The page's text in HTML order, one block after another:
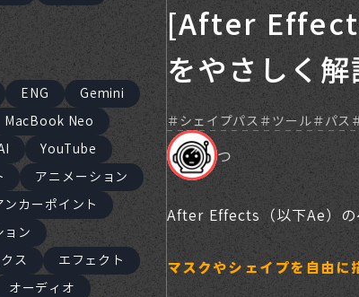
ENG
Gemini
MacBook Neo
YouTube
アニメーション
ンカーポイント
ョン
ス
エフェクト
オーディオ
[After
をやさしく解
シェイプパス ツール パス
つ
After Effects（以下Ae）の
マスクやシェイプを自由に